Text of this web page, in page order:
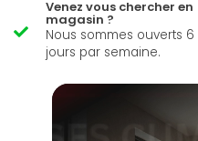
Venez vous chercher en
magasin ?
Nous sommes ouverts 6
jours par semaine.